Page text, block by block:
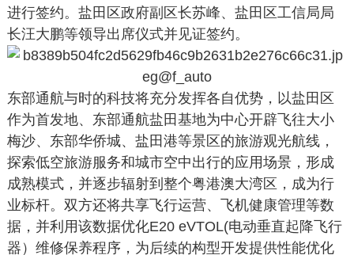
进行签约。盐田区政府副区长苏峰、盐田区工信局局
长汪大鹏等领导出席仪式并见证签约。
东部通航与时的科技将充分发挥各自优势，以盐田区
作为首发地、东部通航盐田基地为中心开辟飞往大小
梅沙、东部华侨城、盐田港等景区的旅游观光航线，
探索低空旅游服务和城市空中出行的应用场景，形成
成熟模式，并逐步辐射到整个粤港澳大湾区，成为行
业标杆。双方还将共享飞行运营、飞机健康管理等数
据，并利用该数据优化E20 eVTOL(电动垂直起降飞行
器）维修保养程序，为后续的构型开发提供性能优化